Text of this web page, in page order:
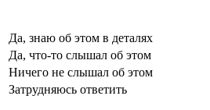
Да, знаю об этом в деталях
Да, что-то слышал об этом
Ничего не слышал об этом
Затрудняюсь ответить